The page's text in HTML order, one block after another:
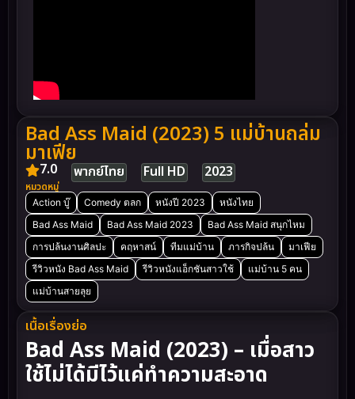
Bad Ass Maid (2023) 5 แม่บ้านถล่ม
มาเฟีย
7.0 พากย์ไทย Full HD 2023
หมวดหมู่
Action บู๊ Comedy ตลก หนังปี 2023
หนังไทย
Bad Ass Maid
Bad Ass Maid 2023
Bad Ass Maid สนุกไหม
การปล้นงานศิลปะ
คฤหาสน์ ทีมแม่บ้าน ภารกิจปล้น
มาเฟีย
รีวิวหนัง Bad Ass Maid
รีวิวหนังแอ็กชันสาวใช้
แม่บ้าน 5 คน
แม่บ้านสายลุย
เนื้อเรื่องย่อ
Bad Ass Maid (2023) – เมื่อสาว
ใช้ไม่ได้มีไว้แค่ทำความสะอาด